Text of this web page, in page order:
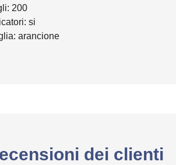
200
si
arancione
dei clienti